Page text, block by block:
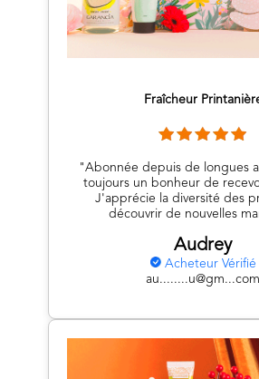
Fraîcheur
"Abonnée depuis de longues
toujours un bonheur de
J'apprécie la diversité des
découvrir de nouvelles
Audrey
Acheteur Vérifié
au........u@gm...com